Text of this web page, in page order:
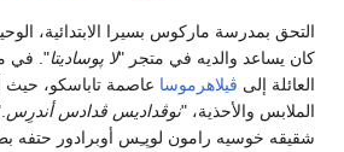
التحق بمدرسة ماركوس بسيرا الابتدائية،
كان يساعد والديه في متجر "لا پوساديتا". في
العائلة إلى ڤيلاهرموسا عاصمة تاباسكو،
الملابس والأحذية، "نوڤداديس ڤدادس أندرِس
شقيقه خوسيه رامون لوپـِس أوبرادور حتفه